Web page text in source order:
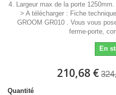
4. Largeur max de la porte
> A télécharger : Fiche
GROOM GR010 . Vous vous
ferme-porte,
En
210,68 €
Quantité